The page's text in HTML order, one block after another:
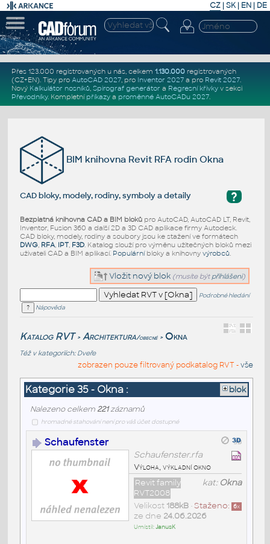
CZ | SK| EN | DE
Přes 123.000 registrovaných u nás, celkem 1.130.000registrovaných
(CZ+EN). Tipy pro AutoCAD 2027, pro Inventor 2027a pro Revit 2027.
Nový Kalkulátor nosníků, Spirograf generátor a Regresní křivkyv sekci
Převodníky. Kompletní příkazya proměnné AutoCADu 2027.
BIM knihovna Revit RFA rodin Okna
?
CAD bloky, modely, rodiny, symboly a detaily
Bezplatná knihovna CAD a BIM blokůpro AutoCAD, AutoCAD LT, Revit,
Inventor, Fusion 360 a další 2D a 3D CAD aplikace firmy Autodesk.
CAD bloky, modely, rodiny a soubory jsou ke stažení ve formátech
DWG, RFA, IPT, F3D. Katalog slouží pro výměnu užitečných bloků mezi
uživateli CAD a BIM aplikací. Populárníbloky a knihovny výrobců.
Vložit nový blok (musíte být přihlášeni)
Podrobné hledání
Nápověda
Katalog RVT > Architektura/obecné > Okna
Též v kategoriích: Dveře
zobrazen pouze filtrovaný podkatalog RVT -vše
Kategorie 35 - Okna : blok
Nalezeno celkem 221záznamů
hromadné stahování není pro váš účet dostupné
Schaufenster
Schaufenster.rfa
Výloha, výkladní okno
kat: Okna
Revit family
RVT2008
Staženo: 6x
Velikost 188kB•
ze dne 24.06.2026
Umístil:JanusK